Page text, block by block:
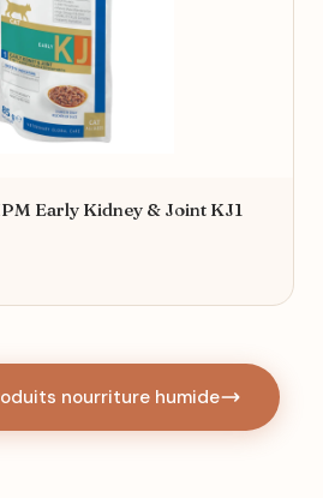
Early Kidney & Joint KJ1
nourriture humide